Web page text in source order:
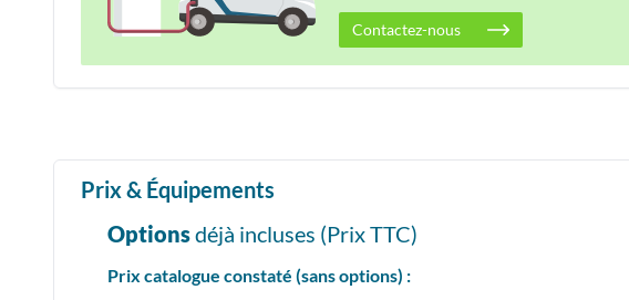
Contactez-nous
Prix & Équipements
Optionsdéjà incluses (PrixTTC)
Prix catalogue constaté (sans options) :